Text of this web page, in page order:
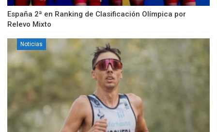
España 2ª en Ranking de Clasificación Olímpica por
Relevo Mixto
Noticias